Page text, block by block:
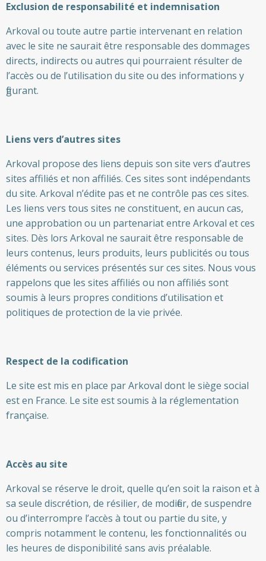
Exclusion de responsabilité et indemnisation
Arkoval ou toute autre partie intervenant en relation
avec le site ne saurait être responsable des dommages
directs, indirects ou autres qui pourraient résulter de
l’accès ou de l’utilisation du site ou des informations y
figurant.
Liens vers d’autres sites
Arkoval propose des liens depuis son site vers d’autres
sites affiliés et non affiliés. Ces sites sont indépendants
du site. Arkoval n’édite pas et ne contrôle pas ces sites.
Les liens vers tous sites ne constituent, en aucun cas,
une approbation ou un partenariat entre Arkoval et ces
sites. Dès lors Arkoval ne saurait être responsable de
leurs contenus, leurs produits, leurs publicités ou tous
éléments ou services présentés sur ces sites. Nous vous
rappelons que les sites affiliés ou non affiliés sont
soumis à leurs propres conditions d’utilisation et
politiques de protection de la vie privée.
Respect de la codification
Le site est mis en place par Arkoval dont le siège social
est en France. Le site est soumis à la réglementation
française.
Accès au site
Arkoval se réserve le droit, quelle qu’en soit la raison et à
sa seule discrétion, de résilier, de modifier, de suspendre
ou d’interrompre l’accès à tout ou partie du site, y
compris notamment le contenu, les fonctionnalités ou
les heures de disponibilité sans avis préalable.